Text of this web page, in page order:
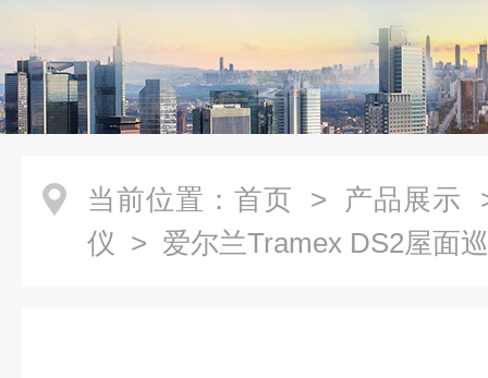
当前位置： 首页 > 产品展示
仪 > 爱尔兰Tramex DS2屋面